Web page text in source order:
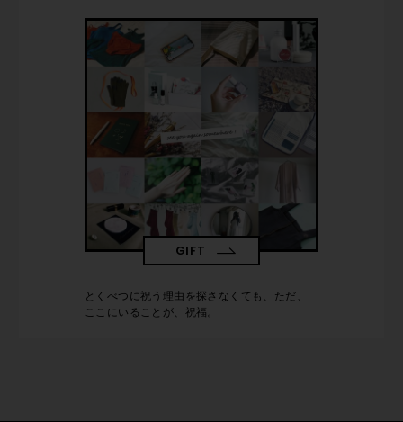
GIFT
とくべつに祝う理由を探さなくても、ただ、
ここにいることが、祝福。